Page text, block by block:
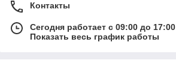
Контакты
Сегодня работает с 09:00 до 17:00
Показать весь график работы